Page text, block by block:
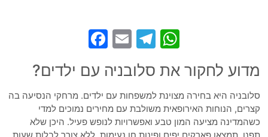
WhatsApp
Telegram
Email
מדוע לחקור את סלובניה עם ילדים?
סלובניה היא בחירה מצוינת למשפחות עם ילדים. מרחקי הנסיעה בה
קצרים, הנוחות האירופאית משולבת עם מחירים נמוכים למדי
כשהמדינה מציעה המון טבע ואפשרויות לנופש פעיל. היכן שלא